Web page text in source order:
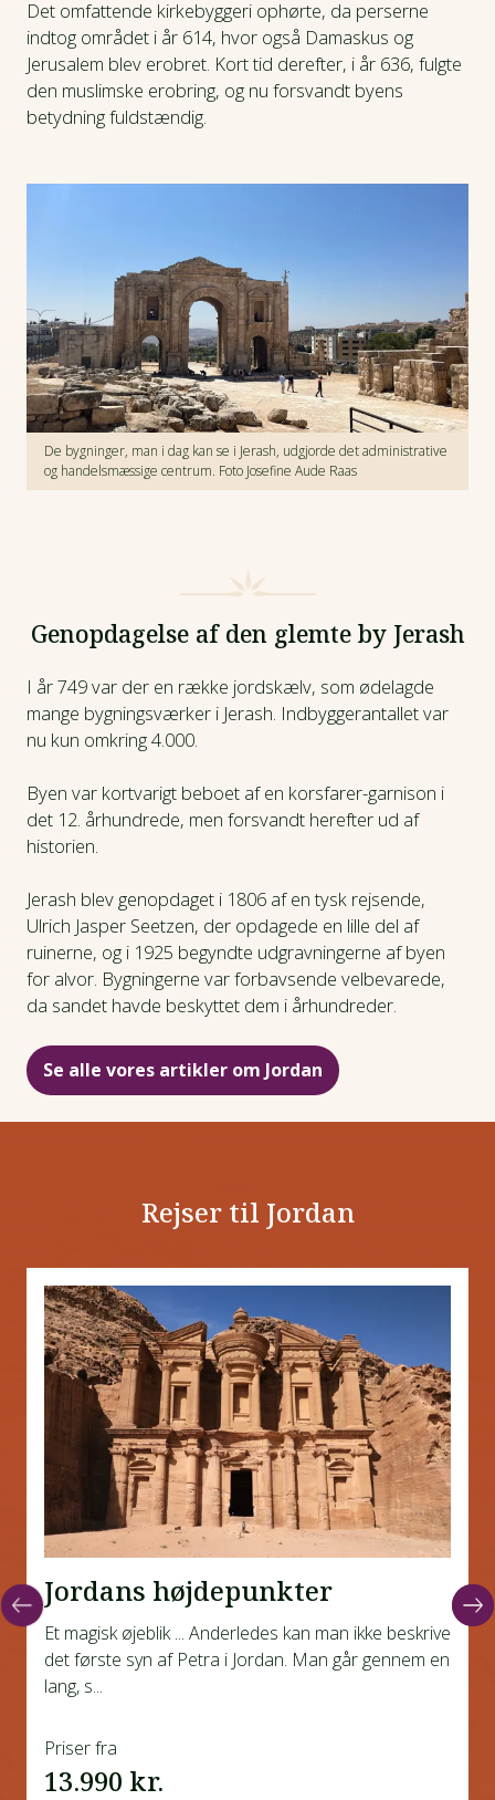
Det omfattende kirkebyggeri ophørte, da perserne
indtog området i år 614, hvor også Damaskus og
Jerusalem blev erobret. Kort tid derefter, i år 636, fulgte
den muslimske erobring, og nu forsvandt byens
betydning fuldstændig.
De bygninger, man i dag kan se i Jerash, udgjorde det administrative
og handelsmæssige centrum. Foto Josefine Aude Raas
Genopdagelse af den glemte by Jerash
I år 749 var der en række jordskælv, som ødelagde
mange bygningsværker i Jerash. Indbyggerantallet var
nu kun omkring 4.000.
Byen var kortvarigt beboet af en korsfarer-garnison i
det 12. århundrede, men forsvandt herefter ud af
historien.
Jerash blev genopdaget i 1806 af en tysk rejsende,
Ulrich Jasper Seetzen, der opdagede en lille del af
ruinerne, og i 1925 begyndte udgravningerne af byen
for alvor. Bygningerne var forbavsende velbevarede,
da sandet havde beskyttet dem i århundreder.
Se alle vores artikler om Jordan
Rejser til Jordan
Jordans højdepunkter
Et magisk øjeblik ... Anderledes kan man ikke beskrive
det første syn af Petra i Jordan. Man går gennem en
lang, s...
Priser fra
13.990 kr.